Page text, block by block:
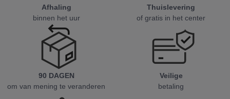
Afhaling
binnen het uur
Thuislevering
of gratis in het center
90 DAGEN
om van mening te veranderen
Veilige
betaling